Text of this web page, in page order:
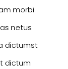
morbi
netus
dictumst
dictum